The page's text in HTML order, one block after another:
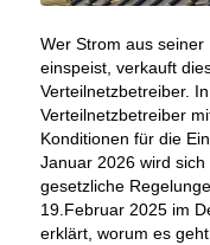
Wer Strom aus seiner
einspeist, verkauft
Verteilnetzbetreiber.
Verteilnetzbetreiber
Konditionen für die
Januar 2026 wird
gesetzliche
19.Februar 2025 im
erklärt, worum es geht.